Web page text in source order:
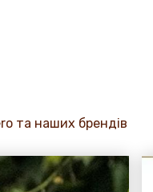
та наших брендів